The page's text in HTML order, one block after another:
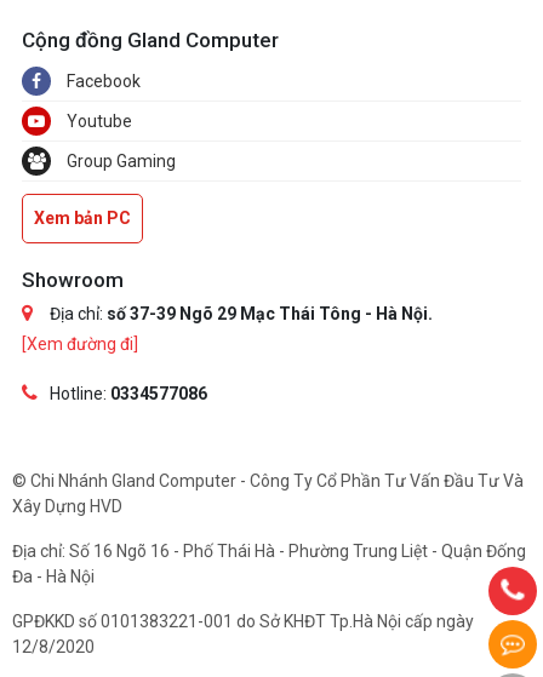
Cộng đồng Gland Computer
Facebook
Youtube
Group Gaming
Xem bản PC
Showroom
Địa chỉ: số 37-39 Ngõ 29 Mạc Thái Tông - Hà Nội.
[Xem đường đi]
Hotline: 0334577086
© Chi Nhánh Gland Computer - Công Ty Cổ Phần Tư Vấn Đầu Tư Và
Xây Dựng HVD
Địa chỉ: Số 16 Ngõ 16 - Phố Thái Hà - Phường Trung Liệt - Quận Đống
Đa - Hà Nội
GPĐKKD số 0101383221-001 do Sở KHĐT Tp.Hà Nội cấp ngày
12/8/2020